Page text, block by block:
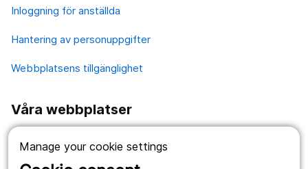
Manage your cookie settings
Inloggning för anställda
Hantering av personuppgifter
Webbplatsens tillgänglighet
Våra webbplatser
Länstrafiken